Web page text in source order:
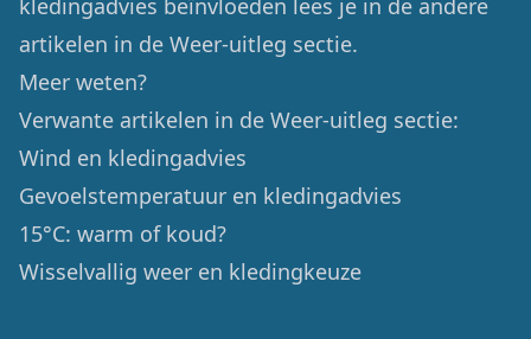
kledingadvies beïnvloeden lees je in de andere
artikelen in de Weer-uitleg sectie.
Meer weten?
Verwante artikelen in de Weer-uitleg sectie:
Wind en kledingadvies
Gevoelstemperatuur en kledingadvies
15°C: warm of koud?
Wisselvallig weer en kledingkeuze